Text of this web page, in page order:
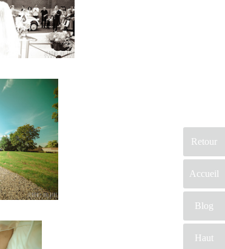
Retour
Accueil
Blog
Haut